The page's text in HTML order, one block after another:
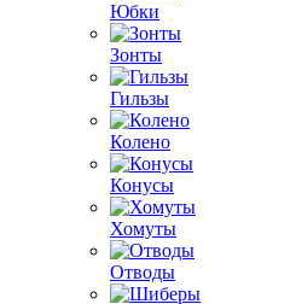
Юбки
Зонты
Гильзы
Колено
Конусы
Хомуты
Отводы